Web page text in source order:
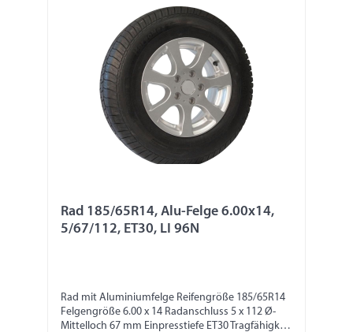
Rad 185/65R14, Alu-Felge 6.00x14,
5/67/112, ET30, LI 96N
Rad mit Aluminiumfelge Reifengröße 185/65R14
Felgengröße 6.00 x 14 Radanschluss 5 x 112 Ø-
Mittelloch 67 mm Einpresstiefe ET30 Tragfähigkeit